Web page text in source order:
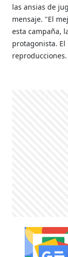
las ansias de
mensaje. "El
esta campaña,
protagonista.
reproducciones.